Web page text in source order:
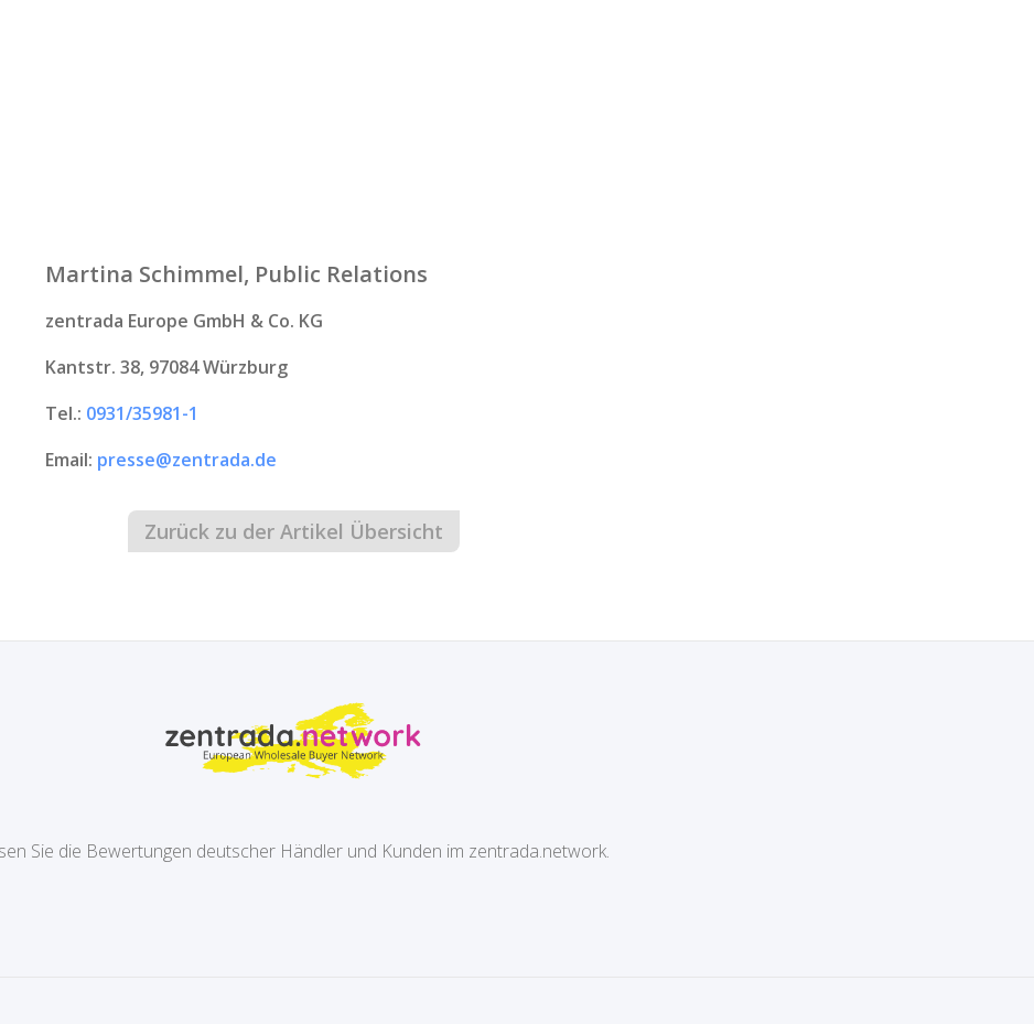
Martina Schimmel, Public Relations
zentrada Europe GmbH & Co. KG
Kantstr. 38, 97084 Würzburg
Tel.: 0931/35981-1
Email: presse@zentrada.de
Zurück zu der Artikel Übersicht
Sie die Bewertungen deutscher Händler und Kunden im zentrada.network.